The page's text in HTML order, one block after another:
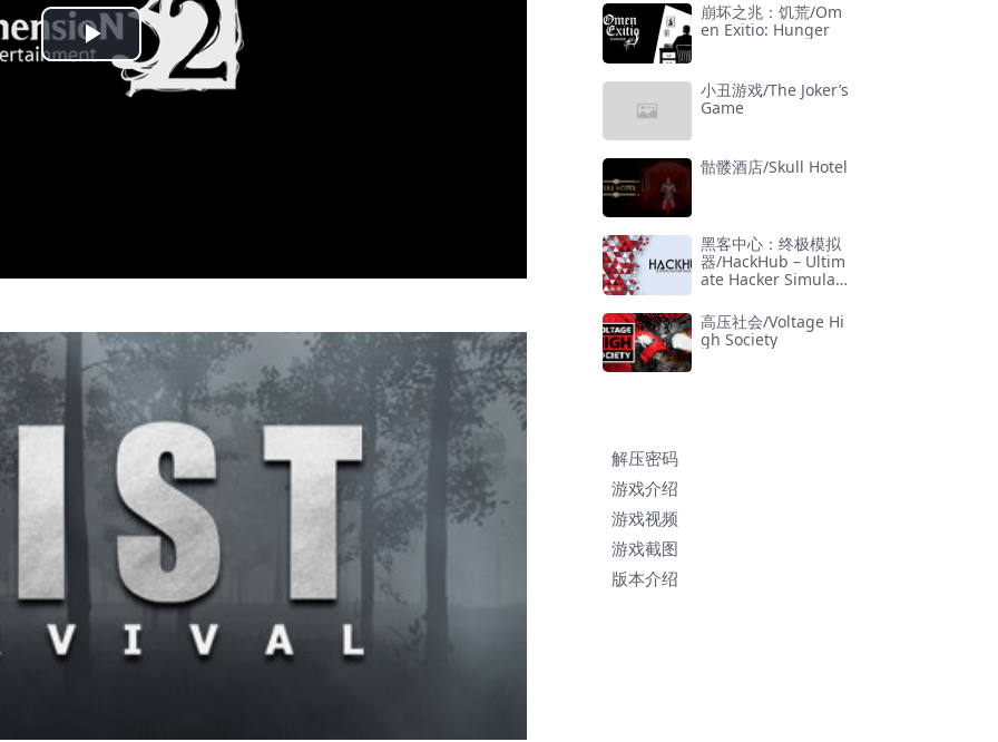
Play
Video
崩坏之兆：饥荒/Om
en Exitio: Hunger
小丑游戏/The Joker’s
Game
骷髅酒店/Skull Hotel
黑客中心：终极模拟
器/HackHub – Ultim
ate Hacker Simulat
高压社会/Voltage Hi
gh Society
解压密码
游戏介绍
游戏视频
游戏截图
版本介绍